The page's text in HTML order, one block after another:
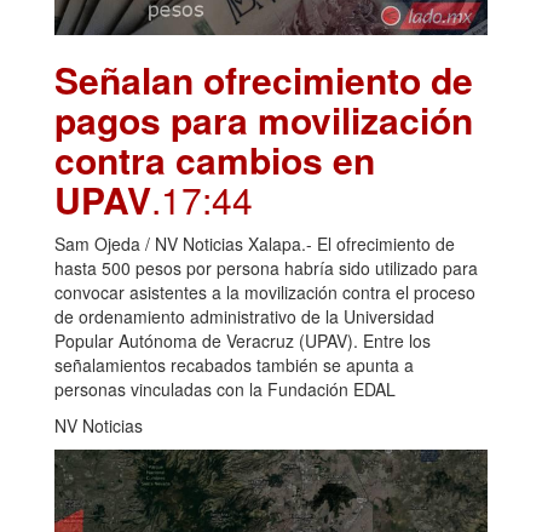
Señalan ofrecimiento de
pagos para movilización
contra cambios en
UPAV.17:44
Sam Ojeda / NV Noticias Xalapa.- El ofrecimiento de
hasta 500 pesos por persona habría sido utilizado para
convocar asistentes a la movilización contra el proceso
de ordenamiento administrativo de la Universidad
Popular Autónoma de Veracruz (UPAV). Entre los
señalamientos recabados también se apunta a
personas vinculadas con la Fundación EDAL
NV Noticias